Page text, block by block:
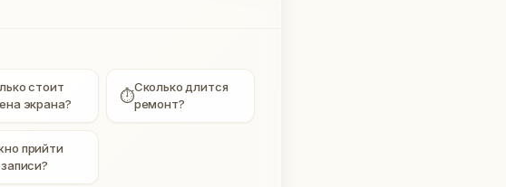
стоит
экрана?
⏱Сколько длится
ремонт?
прийти